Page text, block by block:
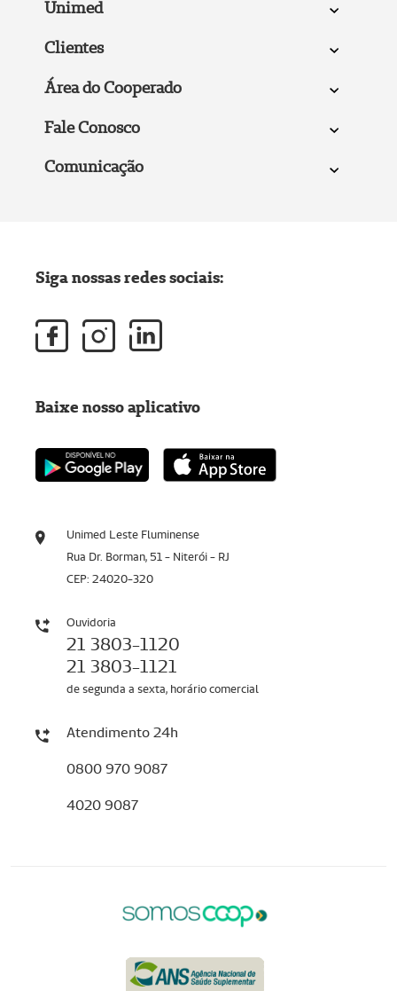
Unimed
Clientes
Área do Cooperado
Fale Conosco
Comunicação
Unimed Leste Fluminense
Rua Dr. Borman, 51 - Niterói - RJ
CEP: 24020-320
Ouvidoria
21 3803-1120
21 3803-1121
de segunda a sexta, horário comercial
Atendimento 24h
0800 970 9087
4020 9087
Siga nossas redes sociais:
Baixe nosso aplicativo